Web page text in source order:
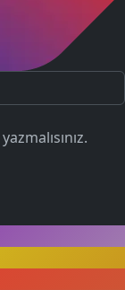
yazmalısınız.